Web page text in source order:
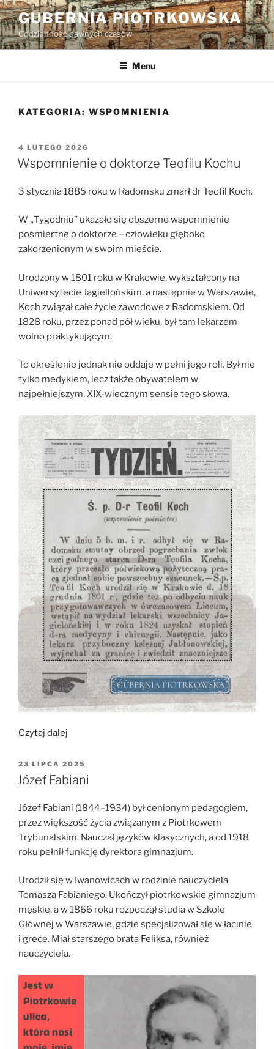
Przejdź
do
treści
GUBERNIA PIOTRKOWSKA
Codzienność dawnych czasów
Menu
KATEGORIA: WSPOMNIENIA
OPUBLIKOWANE
W
4 LUTEGO 2026
Wspomnienie o doktorze Teofilu Kochu
3 stycznia 1885 roku w Radomsku zmarł dr Teofil Koch.
W „Tygodniu” ukazało się obszerne wspomnienie
pośmiertne o doktorze – człowieku głęboko
zakorzenionym w swoim mieście.
Urodzony w 1801 roku w Krakowie, wykształcony na
Uniwersytecie Jagiellońskim, a następnie w Warszawie,
Koch związał całe życie zawodowe z Radomskiem. Od
1828 roku, przez ponad pół wieku, był tam lekarzem
wolno praktykującym.
To określenie jednak nie oddaje w pełni jego roli. Był nie
tylko medykiem, lecz także obywatelem w
najpełniejszym, XIX-wiecznym sensie tego słowa.
Czytaj dalej
doktorze
Teofilu
OPUBLIKOWANE
W
23 LIPCA 2025
Józef Fabiani
Józef Fabiani (1844–1934) był cenionym pedagogiem,
przez większość życia związanym z Piotrkowem
Trybunalskim. Nauczał języków klasycznych, a od 1918
roku pełnił funkcję dyrektora gimnazjum.
Urodził się w Iwanowicach w rodzinie nauczyciela
Tomasza Fabianiego. Ukończył piotrkowskie gimnazjum
męskie, a w 1866 roku rozpoczął studia w Szkole
Głównej w Warszawie, gdzie specjalizował się w łacinie
i grece. Miał starszego brata Feliksa, również
nauczyciela.